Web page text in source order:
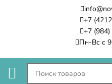
+7
+7
Пн-Вс с